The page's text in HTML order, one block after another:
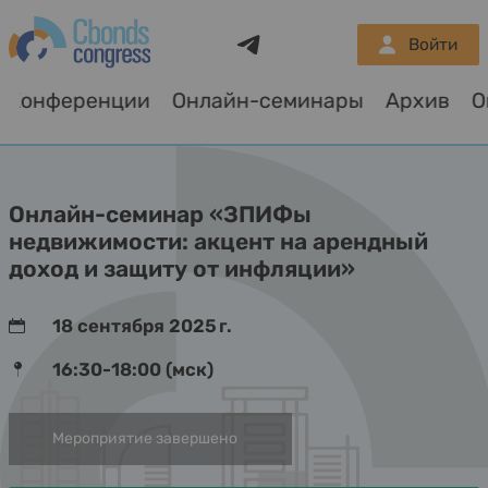
Конференции Онлайн-семинары Архив
Войти
Онлайн-семинар «ЗПИФы
недвижимости: акцент на арендный
доход и защиту от инфляции»
18 сентября 2025 г.
16:30-18:00 (мск)
Мероприятие завершено